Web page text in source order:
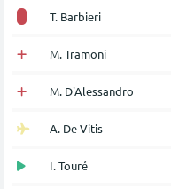
T. Barbieri
M. Tramoni
M. D'Alessandro
A. De Vitis
I. Touré